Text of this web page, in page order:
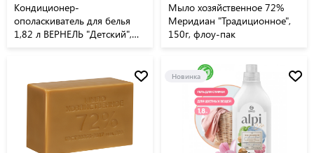
Кондиционер-
ополаскиватель для белья
1,82 л ВЕРНЕЛЬ "Детский",
Мыло хозяйственное 72%
Меридиан "Традиционное",
150г, флоу-пак
Новинка